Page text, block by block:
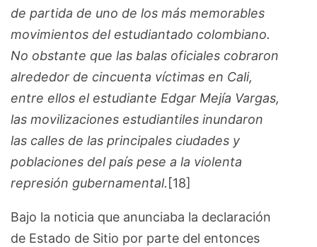
de partida de uno de los más memorables
movimientos del estudiantado colombiano.
No obstante que las balas oficiales cobraron
alrededor de cincuenta víctimas en Cali,
entre ellos el estudiante Edgar Mejía Vargas,
las movilizaciones estudiantiles inundaron
las calles de las principales ciudades y
poblaciones del país pese a la violenta
represión gubernamental. [18]
Bajo la noticia que anunciaba la declaración
de Estado de Sitio por parte del entonces